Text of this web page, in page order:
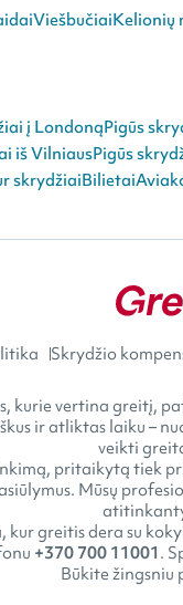
ViešbučiaiKelionių
į LondonąPigūs
iš VilniausPigūs
skrydžiaiBilietai
Skrydžio
vertina greitį,
ir atliktas laiku –
veikti
pritaikytą tiek
Mūsų
kur greitis dera su
+370 700 11001 .
Būkite žingsniu